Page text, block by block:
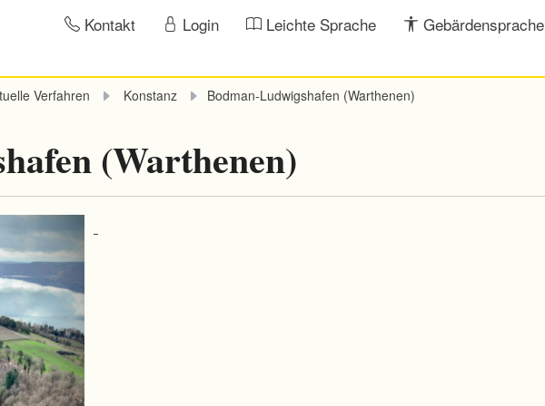
Kontakt Login Leichte Sprache Gebärdensprache
Verfahren Konstanz Bodman-Ludwigshafen (Warthenen)
(Warthenen)